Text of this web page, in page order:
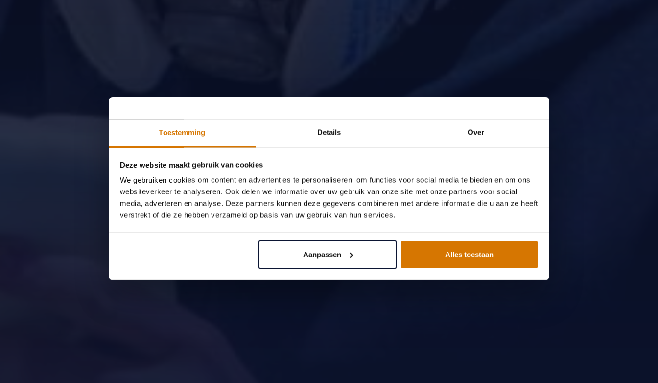
Toestemming Details Over
Deze website maakt gebruik van cookies
We gebruiken cookies om content en advertenties te personaliseren, om functies voor social media te bieden en om ons
websiteverkeer te analyseren. Ook delen we informatie over uw gebruik van onze site met onze partners voor social
media, adverteren en analyse. Deze partners kunnen deze gegevens combineren met andere informatie die u aan ze heeft
verstrekt of die ze hebben verzameld op basis van uw gebruik van hun services.
Aanpassen Alles toestaan